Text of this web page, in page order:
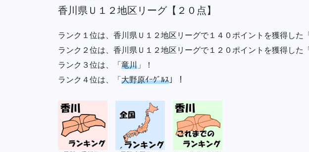
香川県Ｕ１２地区リーグ【２０点】
ランク１位は、香川県Ｕ１２地区リーグで１４０ポイントを獲得した「
ランク２位は、香川県Ｕ１２地区リーグで１２０ポイントを獲得した「
ランク３位は、「 竜川 」！
ランク４位は、「 大野原ｲｰｸﾞﾙｽ 」！